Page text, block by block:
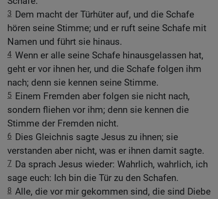
3 Dem macht der Türhüter auf, und die Schafe
hören seine Stimme; und er ruft seine Schafe mit
Namen und führt sie hinaus.
4 Wenn er alle seine Schafe hinausgelassen hat,
geht er vor ihnen her, und die Schafe folgen ihm
nach; denn sie kennen seine Stimme.
5 Einem Fremden aber folgen sie nicht nach,
sondern fliehen vor ihm; denn sie kennen die
Stimme der Fremden nicht.
6 Dies Gleichnis sagte Jesus zu ihnen; sie
verstanden aber nicht, was er ihnen damit sagte.
7 Da sprach Jesus wieder: Wahrlich, wahrlich, ich
sage euch: Ich bin die Tür zu den Schafen.
8 Alle, die vor mir gekommen sind, die sind Diebe